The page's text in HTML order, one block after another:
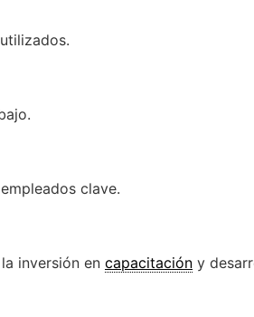
clave.
inversión en capacitación y